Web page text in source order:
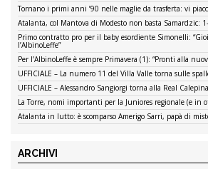
Tornano i primi anni ’90 nelle maglie da trasferta: vi
Atalanta, col Mantova di Modesto non basta Samardzic:
Primo contratto pro per il baby esordiente Simonelli:
l’AlbinoLeffe”
Per l’AlbinoLeffe è sempre Primavera (1): “Pronti alla
UFFICIALE – La numero 11 del Villa Valle torna sulle
UFFICIALE – Alessandro Sangiorgi torna alla Real Calepina
La Torre, nomi importanti per la Juniores regionale (e in
Atalanta in lutto: è scomparso Amerigo Sarri, papà di
ARCHIVI